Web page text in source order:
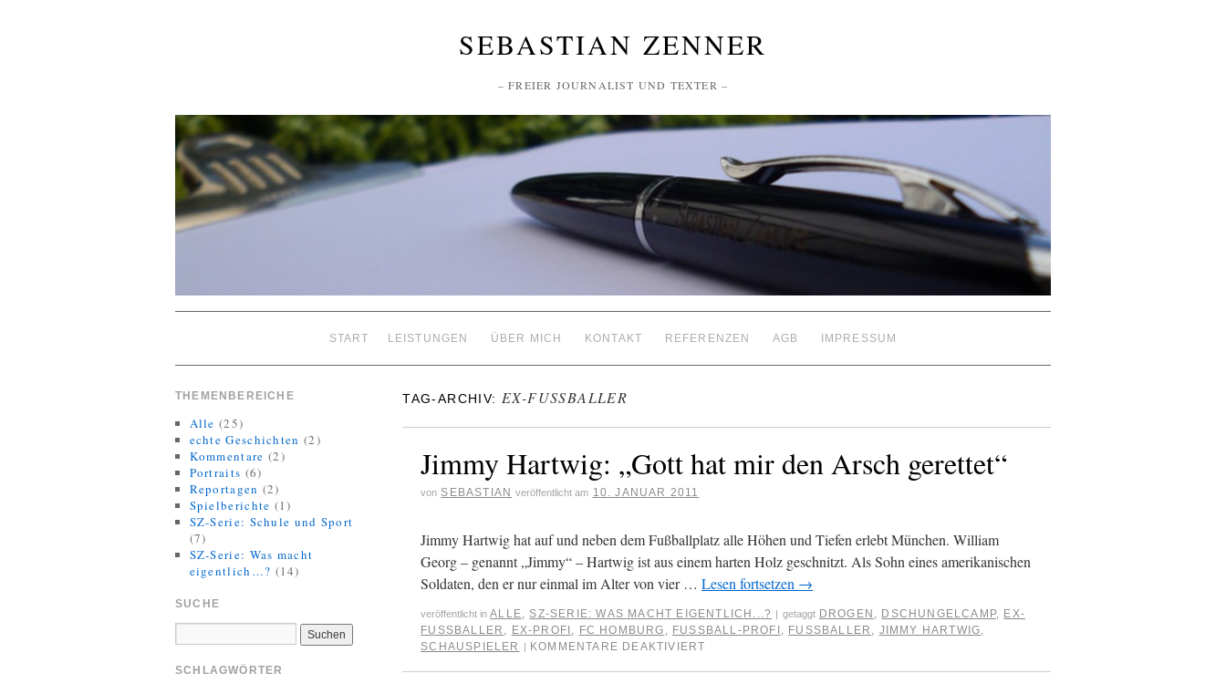
SEBASTIAN ZENNER
– FREIER JOURNALIST UND TEXTER –
START LEISTUNGEN ÜBER MICH KONTAKT REFERENZEN AGB IMPRESSUM
TAG-ARCHIV: EX-FUSSBALLER
Jimmy Hartwig: „Gott hat mir den Arsch gerettet“
von SEBASTIAN veröffentlicht am 10. JANUAR 2011
Jimmy Hartwig hat auf und neben dem Fußballplatz alle Höhen und Tiefen erlebt München. William
Georg – genannt „Jimmy“ – Hartwig ist aus einem harten Holz geschnitzt. Als Sohn eines amerikanischen
Soldaten, den er nur einmal im Alter von vier …Lesen fortsetzen →
veröffentlicht inALLE, SZ-SERIE: WAS MACHT EIGENTLICH...? | getaggt DROGEN , DSCHUNGELCAMP, EX-
FUSSBALLER
, EX-PROFI , FC HOMBURG , FUSSBALL-PROFI , FUSSBALLER , JIMMY HARTWIG,
SCHAUSPIELER
| KOMMENTARE DEAKTIVIERT
THEMENBEREICHE
Alle (25)
echte Geschichten (2)
Kommentare (2)
Portraits (6)
Reportagen (2)
Spielberichte (1)
SZ-Serie: Schule und Sport
(7)
SZ-Serie: Was macht
eigentlich…? (14)
SUCHE
SCHLAGWÖRTER